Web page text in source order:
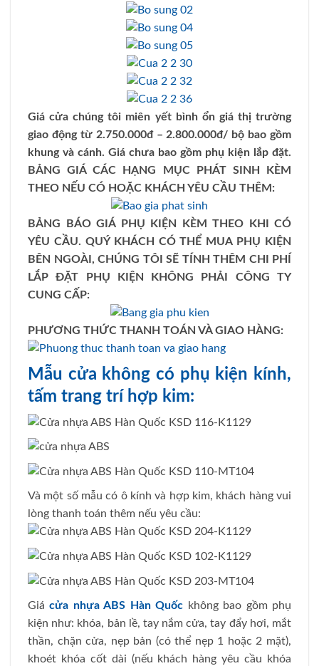
Giá cửa chúng tôi miên yết bình ổn giá thị trường
giao động từ 2.750.000đ – 2.800.000đ/ bộ bao gồm
khung và cánh. Giá chưa bao gồm phụ kiện lắp đặt.
BẢNG GIÁ CÁC HẠNG MỤC PHÁT SINH KÈM
THEO NẾU CÓ HOẶC KHÁCH YÊU CẦU THÊM:
BẢNG BÁO GIÁ PHỤ KIỆN KÈM THEO KHI CÓ
YÊU CẦU. QUÝ KHÁCH CÓ THỂ MUA PHỤ KIỆN
BÊN NGOÀI, CHÚNG TÔI SẼ TÍNH THÊM CHI PHÍ
LẮP ĐẶT PHỤ KIỆN KHÔNG PHẢI CÔNG TY
CUNG CẤP:
PHƯƠNG THỨC THANH TOÁN VÀ GIAO HÀNG:
Mẫu cửa không có phụ kiện kính,
tấm trang trí hợp kim:
Và một số mẫu có ô kính và hợp kim, khách hàng vui
lòng thanh toán thêm nếu yêu cầu:
Giácửa nhựa ABS Hàn Quốc không bao gồm phụ
kiện như: khóa, bản lề, tay nắm cửa, tay đẩy hơi, mắt
thần, chặn cửa, nẹp bản (có thể nẹp 1 hoặc 2 mặt),
khoét khóa cốt dài (nếu khách hàng yêu cầu khóa